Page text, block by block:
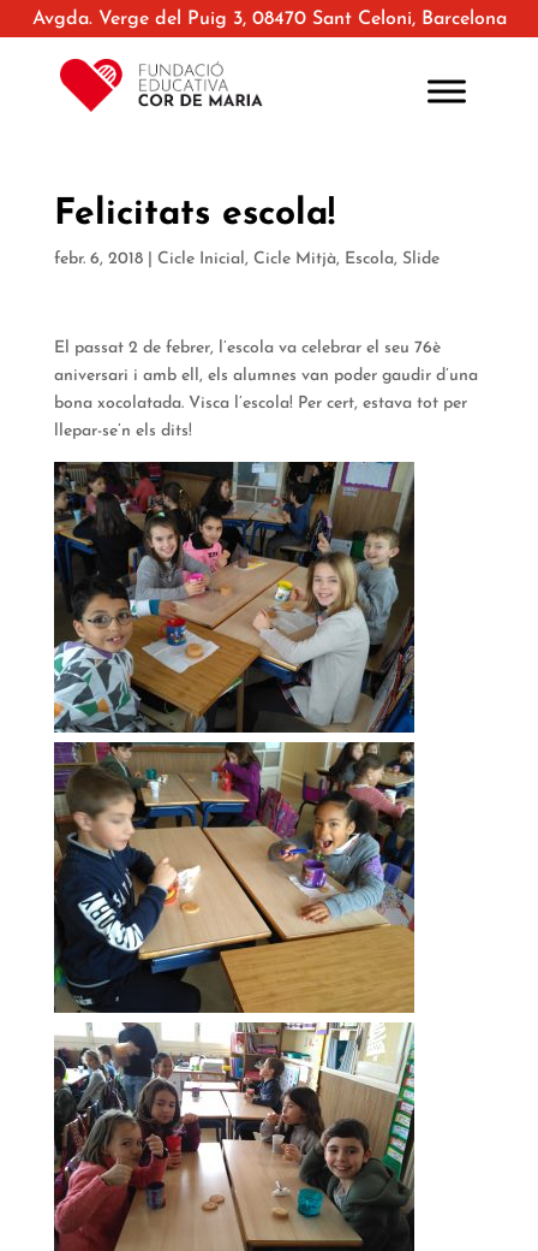
Avgda. Verge del Puig 3, 08470 Sant Celoni, Barcelona
Felicitats escola!
febr. 6, 2018| Cicle Inicial, Cicle Mitjà, Escola, Slide
El passat 2 de febrer, l’escola va celebrar el seu 76è
aniversari i amb ell, els alumnes van poder gaudir d’una
bona xocolatada. Visca l’escola! Per cert, estava tot per
llepar-se’n els dits!